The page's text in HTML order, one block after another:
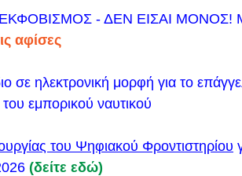
για την υποβολή των
2023 ξεκινούν από την
της υποβολής του Μ.Δ., όλα
από την προγραμματισμένη
επιπλέον την Τετάρτη 12-7-2023
- ΔΕΝ ΕΙΣΑΙ ΜΟΝΟΣ!
αφίσες
σε ηλεκτρονική μορφή για το
εμπορικού ναυτικού
του Ψηφιακού Φροντιστηρίου
(δείτε εδώ)